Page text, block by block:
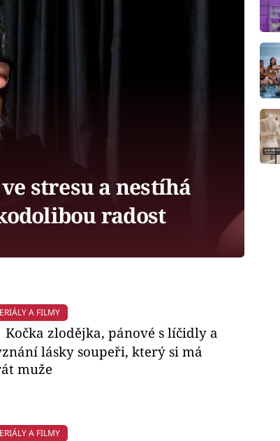
stresu a nestíhá
radost
A FILMY
Kočka zlodějka, pánové s líčidly a
lásky soupeři, který si má
muže
A FILMY